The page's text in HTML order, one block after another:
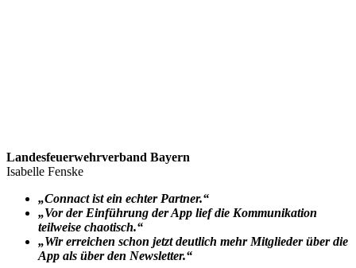
Landesfeuerwehrverband Bayern
Isabelle Fenske
„Connact ist ein echter Partner.“
„Vor der Einführung der App lief die Kommunikation
teilweise chaotisch.“
„Wir erreichen schon jetzt deutlich mehr Mitglieder über die
App als über den Newsletter.“